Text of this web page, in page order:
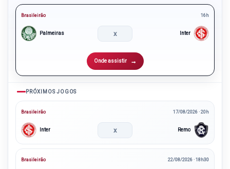
Brasileirão 16h
Palmeiras x Inter
Onde assistir
PRÓXIMOS JOGOS
Brasileirão 17/08/2026 · 20h
Inter x Remo
Brasileirão 22/08/2026 · 18h30